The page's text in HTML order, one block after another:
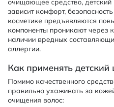
зависит комфорт,
косметике предъявляются
компоненты проникают через
наличии вредных
аллергии.
Как применять
Помимо качественного
правильно ухаживать за
очищения волос: